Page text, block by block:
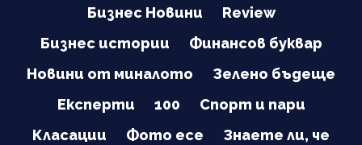
Бизнес Новини
Review
Бизнес истории
Финансов буквар
Новини от миналото
Зелено бъдеще
Експерти
100
Спорт и пари
Класации
Фото есе
Знаете ли, че